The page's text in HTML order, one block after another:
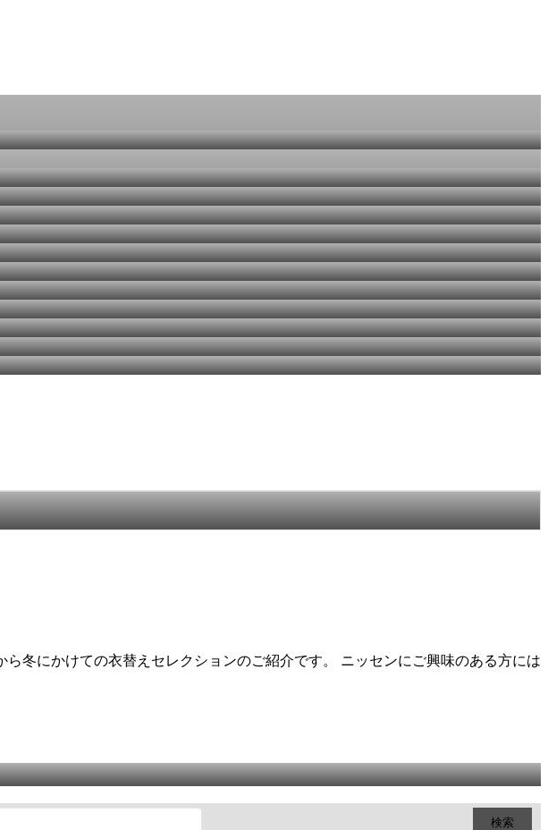
にかけての衣替えセレクションのご紹介です。 ニッセンにご興味のある方には